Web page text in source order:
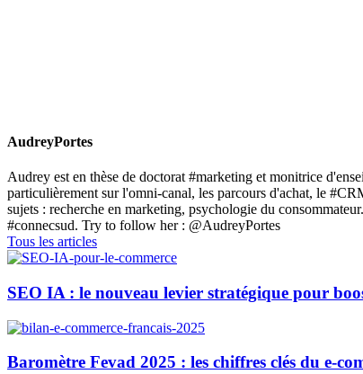
AudreyPortes
Audrey est en thèse de doctorat #marketing et monitrice
particulièrement sur l'omni-canal, les parcours d'achat, le
sujets : recherche en marketing, psychologie du
#connecsud. Try to follow her : @AudreyPortes
Tous les articles
SEO IA : le nouveau levier stratégique pour
Baromètre Fevad 2025 : les chiffres clés du e-